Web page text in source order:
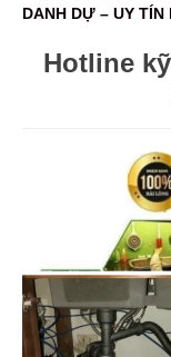
DANH DỰ – UY TÍN
Hotline